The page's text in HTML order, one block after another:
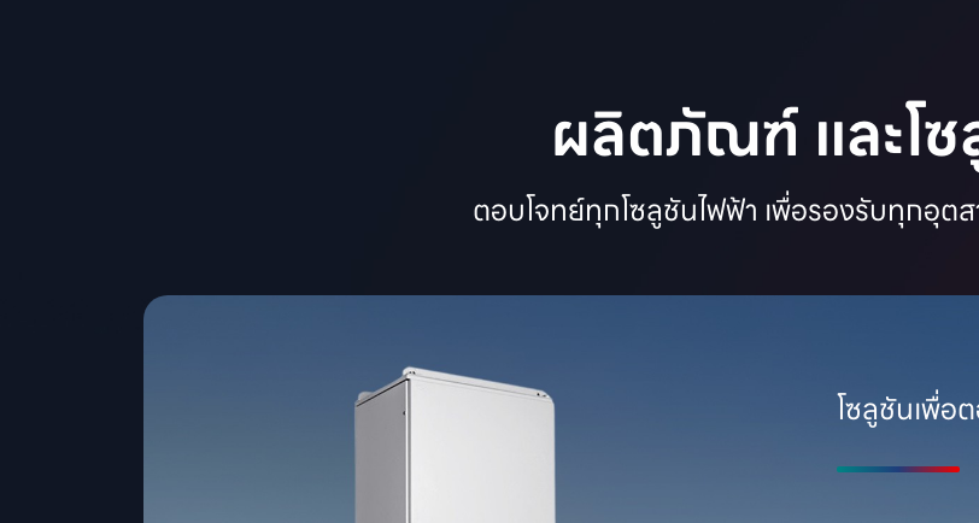
ผลิตภัณฑ์ และโ
ตอบโจทย์ทุกโซลูชันไฟฟ้า เพื่อรองรับทุกอุต
โซลูชันเพื่อ